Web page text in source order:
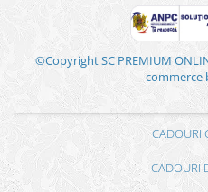
©Copyright SC PREMIUM
commerce
CADOURI
CADOURI